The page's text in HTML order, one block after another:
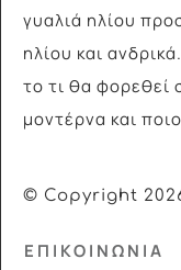
γυαλιά ηλίου
ηλίου και
το τι θα φορεθεί
μοντέρνα και
© Copyright
ΕΠΙΚΟΙΝΩΝΙΑ